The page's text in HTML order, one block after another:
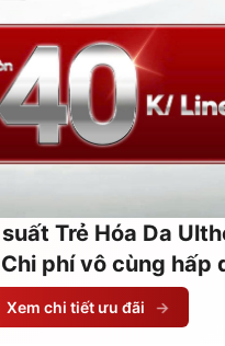
Trẻ Hóa Da
phí vô cùng hấp
Xem chi tiết ưu đãi →